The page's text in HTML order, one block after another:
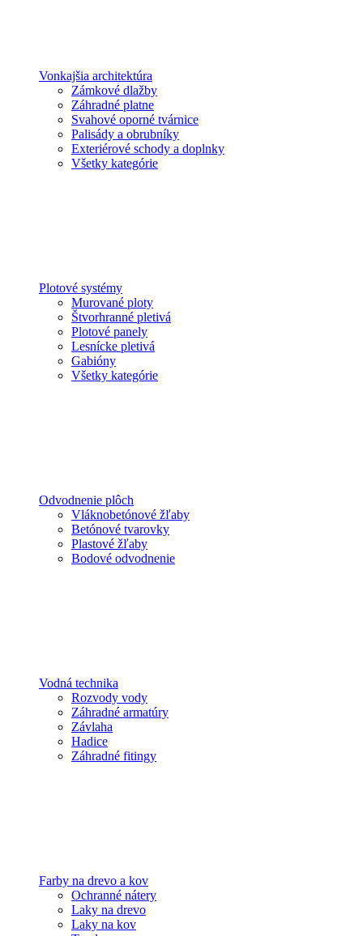
Vonkajšia architektúra
Zámkové dlažby
Záhradné platne
Svahové oporné tvárnice
Palisády a obrubníky
Exteriérové schody a doplnky
Všetky kategórie
Plotové systémy
Murované ploty
Štvorhranné pletivá
Plotové panely
Lesnícke pletivá
Gabióny
Všetky kategórie
Odvodnenie plôch
Vláknobetónové žľaby
Betónové tvarovky
Plastové žľaby
Bodové odvodnenie
Vodná technika
Rozvody vody
Záhradné armatúry
Závlaha
Hadice
Záhradné fitingy
Farby na drevo a kov
Ochranné nátery
Laky na drevo
Laky na kov